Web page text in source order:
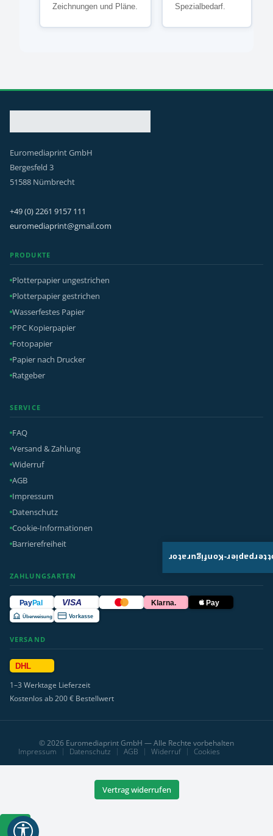
Zeichnungen und Pläne.
Spezialbedarf.
Euromediaprint GmbH
Bergesfeld 3
51588 Nümbrecht
+49 (0) 2261 9157 111
euromediaprint@gmail.com
PRODUKTE
Plotterpapier ungestrichen
Plotterpapier gestrichen
Wasserfestes Papier
PPC Kopierpapier
Fotopapier
Papier nach Drucker
Ratgeber
SERVICE
FAQ
Versand & Zahlung
Widerruf
AGB
Impressum
Datenschutz
Cookie-Informationen
Barrierefreiheit
ZAHLUNGSARTEN
PayPal VISA Klarna. Pay
Überweisung Vorkasse
VERSAND
DHL
1–3 Werktage Lieferzeit
Kostenlos ab 200 € Bestellwert
© 2026 Euromediaprint GmbH — Alle Rechte vorbehalten
Impressum
Datenschutz AGB Widerruf Cookies
Vertrag widerrufen
Werkzeugleiste
anzeigen
Plotterpapier-